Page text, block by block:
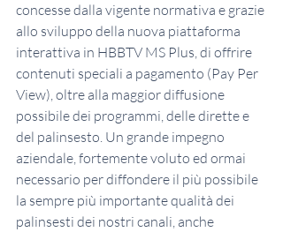
concesse dalla vigente normativa e grazie
allo sviluppo della nuova piattaforma
interattiva in HBBTV MS Plus, di offrire
contenuti speciali a pagamento (Pay Per
View), oltre alla maggior diffusione
possibile dei programmi, delle dirette e
del palinsesto. Un grande impegno
aziendale, fortemente voluto ed ormai
necessario per diffondere il più possibile
la sempre più importante qualità dei
palinsesti dei nostri canali, anche